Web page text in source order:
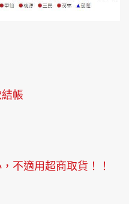
帳
不適用超商取貨！！